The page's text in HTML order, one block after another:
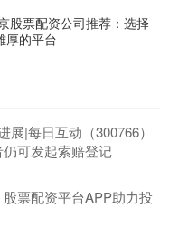
股票配资公司推荐：选择
厚的平台
|每日互动（300766）
可发起索赔登记
票配资平台APP助力投